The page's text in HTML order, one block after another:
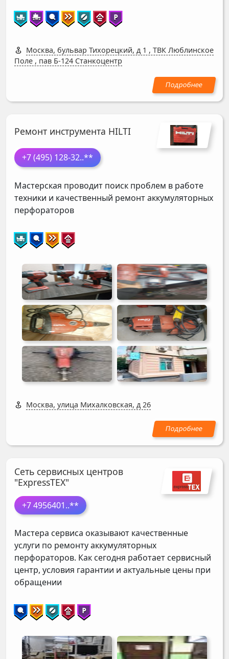
Москва, бульвар Тихорецкий, д 1 , ТВК Люблинское
Поле , пав Б-124 Станкоцентр
Ремонт инструмента HILTI
+7 (495) 128-32..**
Мастерская проводит поиск проблем в работе
техники и качественный ремонт аккумуляторных
перфораторов
Москва, улица Михалковская, д 26
Сеть сервисных центров
"ExpressTEX"
+7 4956401..**
Мастера сервиса оказывают качественные
услуги по ремонту аккумуляторных
перфораторов. Как сегодня работает сервисный
центр, условия гарантии и актуальные цены при
обращении